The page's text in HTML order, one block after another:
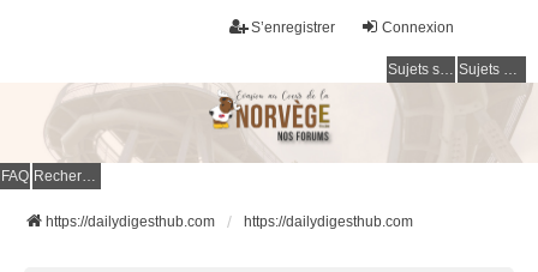
Connexion
S’enregistrer
Sujets sans réponse Sujets actifs
FAQ Rechercher
https://dailydigesthub.com https://dailydigesthub.com